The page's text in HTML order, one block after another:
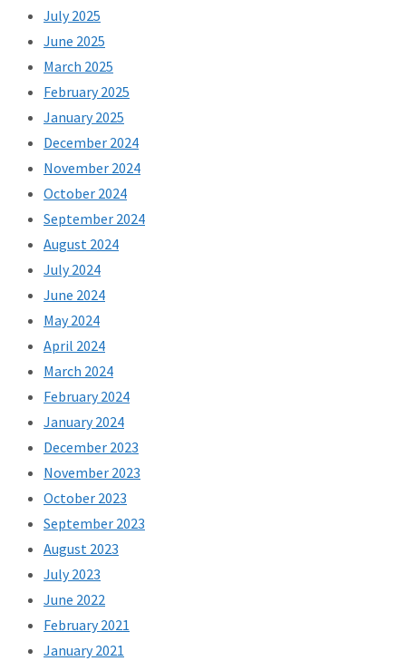
July 2025
June 2025
March 2025
February 2025
January 2025
December 2024
November 2024
October 2024
September 2024
August 2024
July 2024
June 2024
May 2024
April 2024
March 2024
February 2024
January 2024
December 2023
November 2023
October 2023
September 2023
August 2023
July 2023
June 2022
February 2021
January 2021